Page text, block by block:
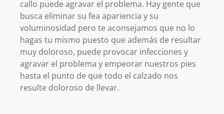
callo puede agravar el problema. Hay gente que
busca eliminar su fea apariencia y su
voluminosidad pero te aconsejamos que no lo
hagas tu mismo puesto que además de resultar
muy doloroso, puede provocar infecciones y
agravar el problema y empeorar nuestros pies
hasta el punto de que todo el calzado nos
resulte doloroso de llevar.